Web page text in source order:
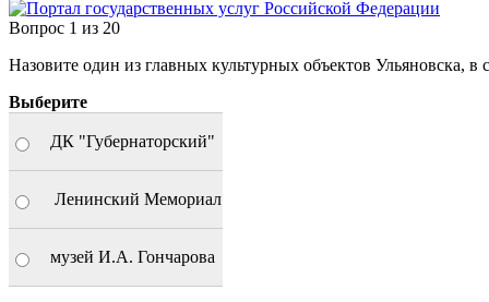
Вопрос 1 из 20
Назовите один из главных культурных объектов Ульяновска,
Выберите
ДК "Губернаторский"
Ленинский Мемориал
музей И.А. Гончарова